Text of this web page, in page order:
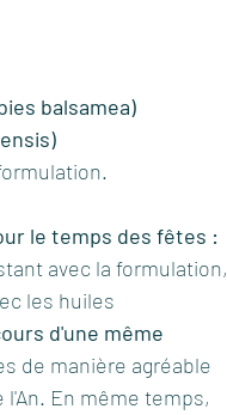
balsamea)
le temps des fêtes :
avec la formulation,
les huiles
d'une même
de manière agréable
En même temps,